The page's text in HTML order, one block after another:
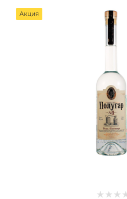
Акция